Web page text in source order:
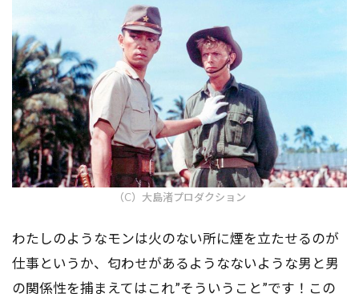
（C）大島渚プロダクション
わたしのようなモンは火のない所に煙を立たせるのが
仕事というか、匂わせがあるようなないような男と男
の関係性を捕まえてはこれ”そういうこと”です！この